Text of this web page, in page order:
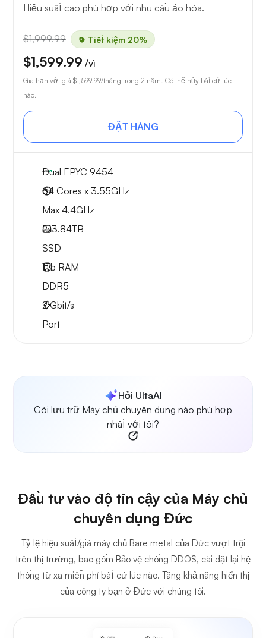
Hiệu suất cao phù hợp với nhu cầu ảo hóa.
$1,999.99 Tiết kiệm 20%
$1,599.99 /vì
Gia hạn với giá $1,599.99/tháng trong 2 năm. Có thể hủy bất cứ lúc
nào.
ĐẶT HÀNG
Dual EPYC 9454
64 Cores x 3.55GHz
Max 4.4GHz
2x3.84TB
SSD
1Tb RAM
DDR5
2Gbit/s
Port
Hỏi UltaAI
Gói lưu trữ Máy chủ chuyên dụng nào phù hợp
nhất với tôi?
Đầu tư vào độ tin cậy của Máy chủ
chuyên dụng Đức
Tỷ lệ hiệu suất/giá máy chủ Bare metal của Đức vượt trội
trên thị trường, bao gồm Bảo vệ chống DDOS, cài đặt lại hệ
thống từ xa miễn phí bất cứ lúc nào. Tăng khả năng hiển thị
của công ty bạn ở Đức với chúng tôi.